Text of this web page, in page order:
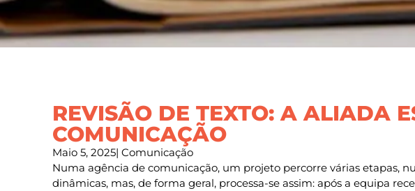
REVISÃO DE TEXTO: A ALIADA
COMUNICAÇÃO
Maio 5, 2025| Comunicação
Numa agência de comunicação, um projeto percorre várias etapas,
dinâmicas, mas, de forma geral, processa-se assim: após a equipa